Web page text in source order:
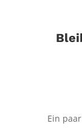
Ein